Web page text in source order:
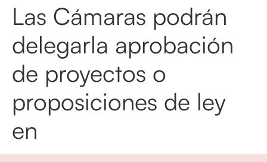
Las Cámaras podrán
delegarla aprobación
de proyectos o
proposiciones de ley
en